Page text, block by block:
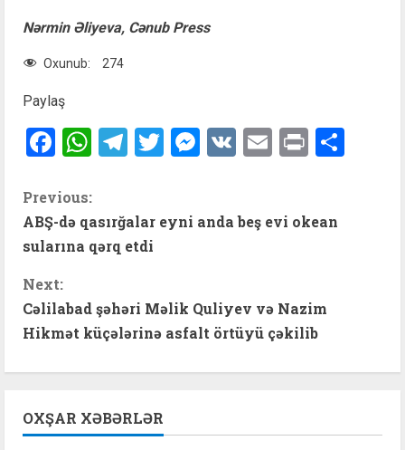
Nərmin Əliyeva, Cənub Press
Oxunub: 274
Paylaş
Facebook
WhatsApp
Telegram
Twitter
Messenger
VK Email
Print
C
o
n
t
u
Previous:
ABŞ-də qasırğalar eyni anda beş evi okean
sularına qərq etdi
Next:
Cəlilabad şəhəri Məlik Quliyev və Nazim
Hikmət küçələrinə asfalt örtüyü çəkilib
OXŞAR XƏBƏRLƏR